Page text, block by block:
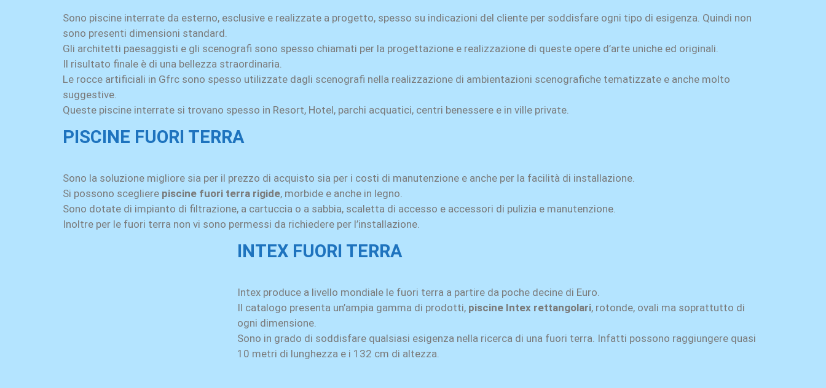
Sono piscine interrate da esterno, esclusive e realizzate a progetto, spesso su indicazioni del cliente per soddisfare ogni tipo di esigenza. Quindi non
sono presenti dimensioni standard.
Gli architetti paesaggisti e gli scenografi sono spesso chiamati per la progettazione e realizzazione di queste opere d’arte uniche ed originali.
Il risultato finale è di una bellezza straordinaria.
Le rocce artificiali in Gfrc sono spesso utilizzate dagli scenografi nella realizzazione di ambientazioni scenografiche tematizzate e anche molto
suggestive.
Queste piscine interrate si trovano spesso in Resort, Hotel, parchi acquatici, centri benessere e in ville private.
PISCINE FUORI TERRA
Sono la soluzione migliore sia per il prezzo di acquisto sia per i costi di manutenzione e anche per la facilità di installazione.
Si possono scegliere piscine fuori terra rigide, morbide e anche in legno.
Sono dotate di impianto di filtrazione, a cartuccia o a sabbia, scaletta di accesso e accessori di pulizia e manutenzione.
Inoltre per le fuori terra non vi sono permessi da richiedere per l’installazione.
INTEX FUORI TERRA
Intex produce a livello mondiale le fuori terra a partire da poche decine di Euro.
Il catalogo presenta un’ampia gamma di prodotti, piscine Intex rettangolari, rotonde, ovali ma soprattutto di
ogni dimensione.
Sono in grado di soddisfare qualsiasi esigenza nella ricerca di una fuori terra. Infatti possono raggiungere quasi
10 metri di lunghezza e i 132 cm di altezza.